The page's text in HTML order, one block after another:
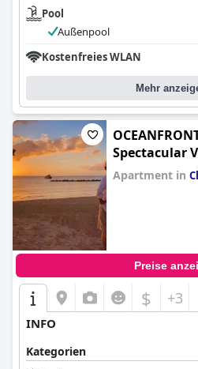
Pool
Außenpool
Kostenfreies WLAN
Mehr
Spectacular
Apartment in
Preise
$ +3
INFO
Kategorien